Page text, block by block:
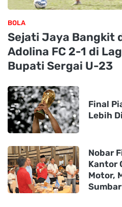
BOLA
Sejati Jaya Bangkit
Adolina FC 2-1 di
Bupati Sergai U-23
Final
Lebih
Nobar
Kantor
Motor,